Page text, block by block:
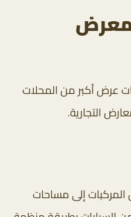
معرض
عرض أكبر من المحلات
التجارية.
المركبات إلى مساحات